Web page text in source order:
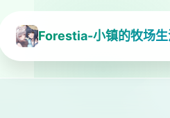
Forestia-小镇的牧场生